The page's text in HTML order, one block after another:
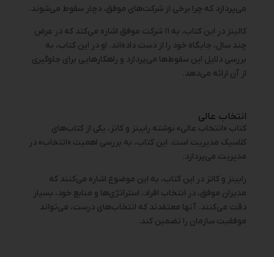
می‌پردازد که چرا برخی از شرکت‌های موفق، دچار سقوط می‌شوند.
کالینز در این کتاب، به ۱۱ شرکت موفق اشاره می‌کند که در عرض
چند سال، جایگاه خود را از دست داده‌اند. او در این کتاب، به
بررسی دلایل این سقوط‌ها می‌پردازد و راهکارهایی برای جلوگیری
از آن ارائه می‌دهد.
انتخاب عالی
کتاب «انتخاب عالی» نوشته رابینز و کاتز، یکی از کتاب‌های
کلاسیک مدیریت است. این کتاب، به بررسی اهمیت «انتخاب» در
مدیریت می‌پردازد.
رابینز و کاتز در این کتاب، به این موضوع اشاره می‌کنند که
مدیران موفق، در انتخاب افراد، استراتژی‌ها و منابع خود، بسیار
دقت می‌کنند. آنها معتقدند که انتخاب‌های درست، می‌تواند
موفقیت سازمان را تضمین کند.